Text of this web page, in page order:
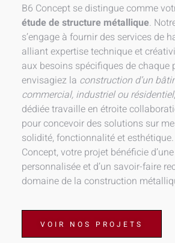
B6 Concept se distingue comme
étude de structure métallique.
s’engage à fournir des services de
alliant expertise technique et
aux besoins spécifiques de chaque
envisagiez la construction d’un
commercial, industriel ou résidentiel
dédiée travaille en étroite
pour concevoir des solutions sur
solidité, fonctionnalité et
Concept, votre projet bénéficie
personnalisée et d’un savoir-faire
domaine de la construction
VOIR NOS PROJETS